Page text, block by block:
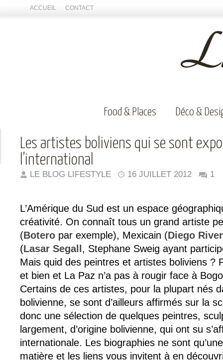
ACCUEIL CONTACT
Food & Places Déco &
Les artistes boliviens qui se sont
l’international
LE BLOG LIFESTYLE 16 JUILLET 2012 1
L’Amérique du Sud est un espace
créativité. On connaît tous un grand artiste
(Botero par exemple), Mexicain (Diego
(Lasar Segall , Stephane Sweig ayant
Mais quid des peintres et artistes boliviens ?
et bien et La Paz n’a pas à rougir face à
Certains de ces artistes, pour la plupart nés
bolivienne, se sont d’ailleurs affirmés sur la
donc une sélection de quelques peintres,
largement, d’origine bolivienne, qui ont su
internationale. Les biographies ne sont
matière et les liens vous invitent à en